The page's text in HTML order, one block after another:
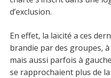
d’exclusion.
En effet, la laïcité a ces
brandie par des groupes,
mais aussi parfois à
se rapprochaient plus de